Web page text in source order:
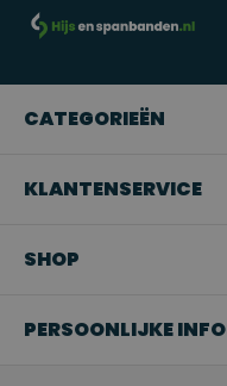
CATEGORIEËN
KLANTENSERVICE
SHOP
PERSOONLIJKE INFO